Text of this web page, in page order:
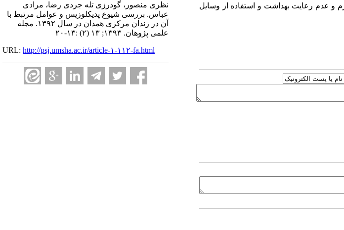
نظری منصور، گودرزی تله جردی رضا، مرادی
عباس. بررسی شیوع پدیکلوزیس و عوامل مرتبط با
آن در زندان مرکزی همدان در سال ۱۳۹۲. مجله
علمی پژوهان. ۱۳۹۳; ۱۳ (۲) :۱۳-۲۰
URL: http://psj.umsha.ac.ir/article-۱-۱۱۲-fa.html
و عدم رعایت بهداشت و استفاده از وسایل